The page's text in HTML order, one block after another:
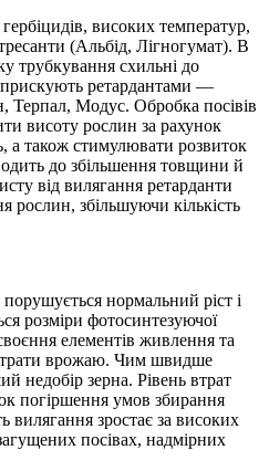
високих температур,
(Альбід, Лігногумат). В
трубкування схильні до
ретардантами —
Терпал, Модус. Обробка посівів
висоту рослин за рахунок
а також стимулювати розвиток
до збільшення товщини й
від вилягання ретарданти
рослин, збільшуючи кількість
нормальний ріст і
розміри фотосинтезуючої
елементів живлення та
врожаю. Чим швидше
недобір зерна. Рівень втрат
погіршення умов збирання
зростає за високих
посівах, надмірних